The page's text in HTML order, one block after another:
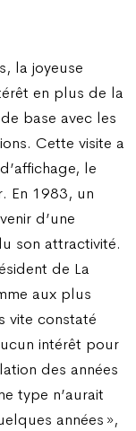
la joyeuse
en plus de la
base avec les
Cette visite a
le
En 1983, un
d’une
son attractivité.
de La
aux plus
vite constaté
intérêt pour
des années
type n’aurait
années »,